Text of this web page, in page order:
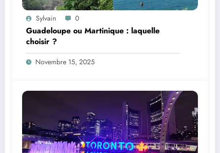
Sylvain 0
Guadeloupe ou Martinique : laquelle
choisir ?
Novembre 15, 2025